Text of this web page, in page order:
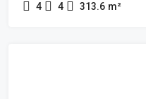
4 4 313.6 m²